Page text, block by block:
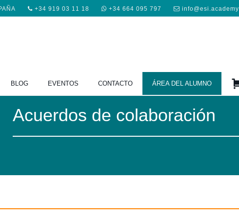
+34 919 03 11 18 +34 664 095 797 info@esi.academy
BLOG EVENTOS CONTACTO ÁREA DEL ALUMNO
Acuerdos de colaboración